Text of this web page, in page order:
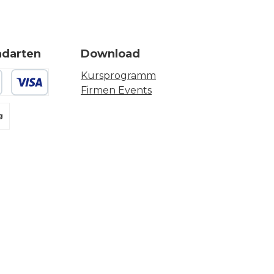
Download
Kursprogramm
Firmen Events